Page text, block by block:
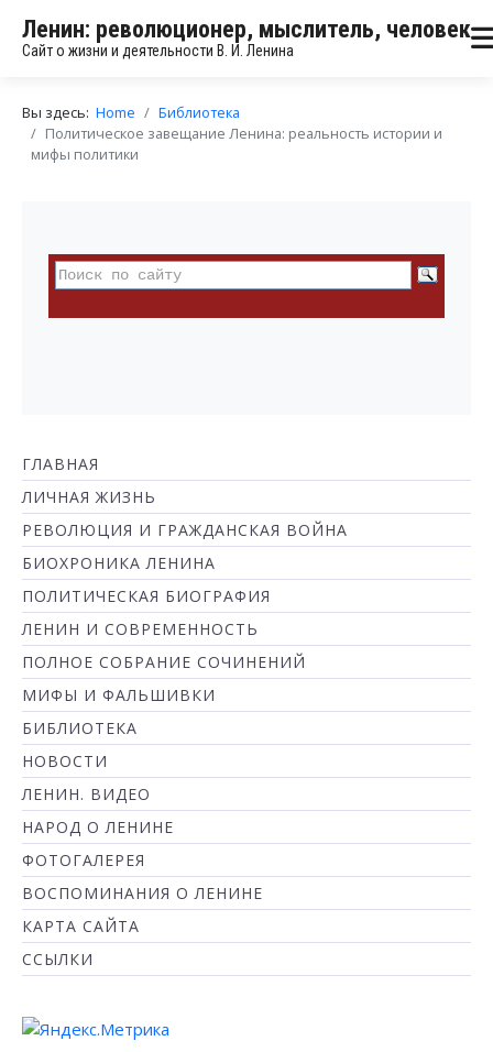
Ленин: революционер, мыслитель, человек
Сайт о жизни и деятельности В. И. Ленина
Вы здесь: Home
Библиотека
Политическое завещание Ленина: реальность истории и
мифы политики
ГЛАВНАЯ
ЛИЧНАЯ ЖИЗНЬ
РЕВОЛЮЦИЯ И ГРАЖДАНСКАЯ ВОЙНА
БИОХРОНИКА ЛЕНИНА
ПОЛИТИЧЕСКАЯ БИОГРАФИЯ
ЛЕНИН И СОВРЕМЕННОСТЬ
ПОЛНОЕ СОБРАНИЕ СОЧИНЕНИЙ
МИФЫ И ФАЛЬШИВКИ
БИБЛИОТЕКА
НОВОСТИ
ЛЕНИН. ВИДЕО
НАРОД О ЛЕНИНЕ
ФОТОГАЛЕРЕЯ
ВОСПОМИНАНИЯ О ЛЕНИНЕ
КАРТА САЙТА
ССЫЛКИ